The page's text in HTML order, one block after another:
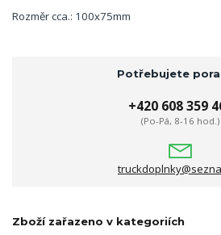
Rozměr cca.: 100x75mm
Potřebujete
+420 608 359
(Po-Pá, 8-16 hod.)
Zboží zařazeno v kategoriích